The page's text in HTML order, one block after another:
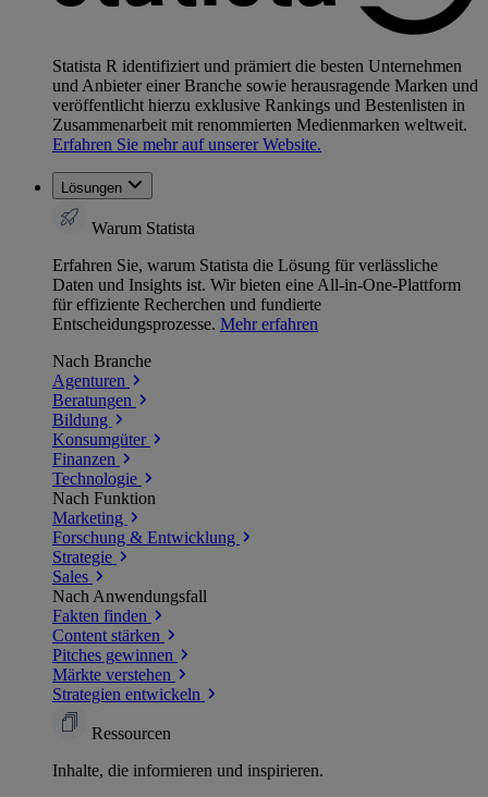
Statista R identifiziert und prämiert die besten Unternehmen
und Anbieter einer Branche sowie herausragende Marken und
veröffentlicht hierzu exklusive Rankings und Bestenlisten in
Zusammenarbeit mit renommierten Medienmarken weltweit.
Erfahren Sie mehr auf unserer Website.
Lösungen
Warum Statista
Erfahren Sie, warum Statista die Lösung für verlässliche
Daten und Insights ist. Wir bieten eine All-in-One-Plattform
für effiziente Recherchen und fundierte
Entscheidungsprozesse. Mehr erfahren
Nach Branche
Agenturen
Beratungen
Bildung
Konsumgüter
Finanzen
Technologie
Nach Funktion
Marketing
Forschung & Entwicklung
Strategie
Sales
Nach Anwendungsfall
Fakten finden
Content stärken
Pitches gewinnen
Märkte verstehen
Strategien entwickeln
Ressourcen
Inhalte, die informieren und inspirieren.